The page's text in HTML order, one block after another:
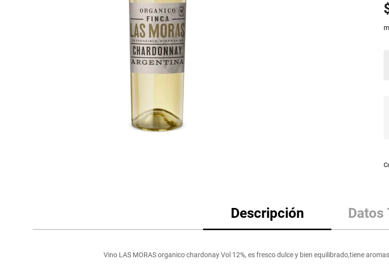
hogar
Descripción Datos
Vino LAS MORAS organico chardonay Vol 12%, es fresco dulce y bien equilibrado,tiene
Aceite